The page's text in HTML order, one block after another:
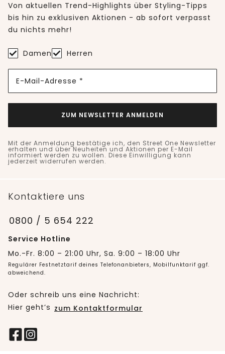
Von aktuellen Trend-Highlights über Styling-Tipps
bis hin zu exklusiven Aktionen - ab sofort verpasst
du nichts mehr!
Damen Herren
E-Mail-Adresse *
ZUM NEWSLETTER ANMELDEN
Mit der Anmeldung bestätige ich, den Street One Newsletter
erhalten und über Neuheiten und Aktionen per E-Mail
informiert werden zu wollen. Diese Einwilligung kann
jederzeit widerrufen werden.
Kontaktiere uns
0800 / 5 654 222
Service Hotline
Mo.-Fr. 8:00 – 21:00 Uhr, Sa. 9:00 – 18:00 Uhr
Regulärer Festnetztarif deines Telefonanbieters, Mobilfunktarif ggf.
abweichend.
Oder schreib uns eine Nachricht:
Hier geht’s zum Kontaktformular